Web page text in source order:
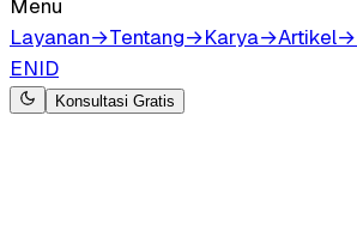
Menu
Layanan→Tentang→Karya→Artikel→
ENID
Konsultasi Gratis